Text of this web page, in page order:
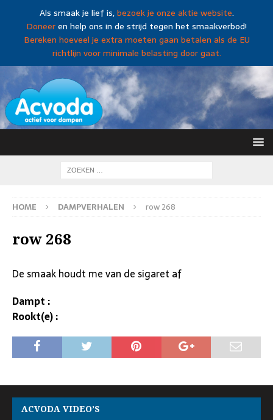
Als smaak je lief is,bezoek je onze aktie website.
Doneeren help ons in de strijd tegen het smaakverbod!
Bereken hoeveel je extra moeten gaan betalen als de EU
richtlijn voor minimale belasting door gaat.
HOME DAMPVERHALEN row 268
row 268
De smaak houdt me van de sigaret af
Dampt :
Rookt(e) :
ACVODA VIDEO’S